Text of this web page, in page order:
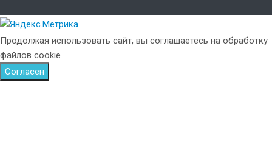
Продолжая использовать сайт, вы соглашаетесь на обработку
файлов cookie
Согласен